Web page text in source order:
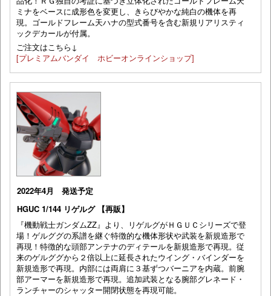
ミナをベースに成形色を変更し、きらびやかな純白の機体を再
現。ゴールドフレーム天ハナの型式番号を含む新規リアリスティ
ックデカールが付属。
ご注文はこちら↓
[プレミアムバンダイ ホビーオンラインショップ]
2022年4月 発送予定
HGUC 1/144 リゲルグ 【再販】
『機動戦士ガンダムZZ』より、リゲルグがＨＧＵＣシリーズで登
場！ゲルググの系譜を継ぐ特徴的な機体形状や武装を新規造形で
再現！特徴的な頭部アンテナのディテールを新規造形で再現。従
来のゲルググから２倍以上に延長されたウイング・バインダーを
新規造形で再現。内部には両肩に３基ずつバーニアを内蔵。前腕
部アーマーを新規造形で再現。追加武装となる腕部グレネード・
ランチャーのシャッター開閉状態を再現可能。